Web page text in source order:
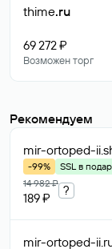
thime.ru
69 272 ₽
Возможен торг
Рекомендуем
mir-ortoped-ii
-99%
SSL в
14 982 ₽
189 ₽
?
mir-ortoped-ii